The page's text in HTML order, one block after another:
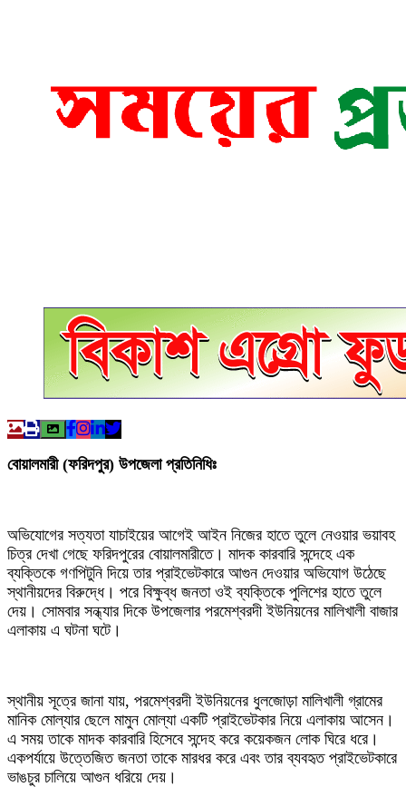
বোয়ালমারী (ফরিদপুর) উপজেলা প্রতিনিধিঃ
অভিযোগের সত্যতা যাচাইয়ের আগেই আইন নিজের হাতে তুলে নেওয়ার ভয়াবহ
চিত্র দেখা গেছে ফরিদপুরের বোয়ালমারীতে। মাদক কারবারি সন্দেহে এক
ব্যক্তিকে গণপিটুনি দিয়ে তার প্রাইভেটকারে আগুন দেওয়ার অভিযোগ উঠেছে
স্থানীয়দের বিরুদ্ধে। পরে বিক্ষুব্ধ জনতা ওই ব্যক্তিকে পুলিশের হাতে তুলে
দেয়। সোমবার সন্ধ্যার দিকে উপজেলার পরমেশ্বরদী ইউনিয়নের মালিখালী বাজার
এলাকায় এ ঘটনা ঘটে।
স্থানীয় সূত্রে জানা যায়, পরমেশ্বরদী ইউনিয়নের ধুলজোড়া মালিখালী গ্রামের
মানিক মোল্যার ছেলে মামুন মোল্যা একটি প্রাইভেটকার নিয়ে এলাকায় আসেন।
এ সময় তাকে মাদক কারবারি হিসেবে সন্দেহ করে কয়েকজন লোক ঘিরে ধরে।
একপর্যায়ে উত্তেজিত জনতা তাকে মারধর করে এবং তার ব্যবহৃত প্রাইভেটকারে
ভাঙচুর চালিয়ে আগুন ধরিয়ে দেয়।